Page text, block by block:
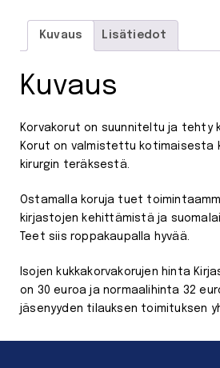
Kuvaus Lisätiedot
Kuvaus
Korvakorut on suunniteltu ja tehty
Korut on valmistettu kotimaisesta
kirurgin teräksestä.
Ostamalla koruja tuet
kirjastojen kehittämistä ja
Teet siis roppakaupalla hyvää.
Isojen kukkakorvakorujen hinta
on 30 euroa ja normaalihinta 32
jäsenyyden tilauksen toimituksen